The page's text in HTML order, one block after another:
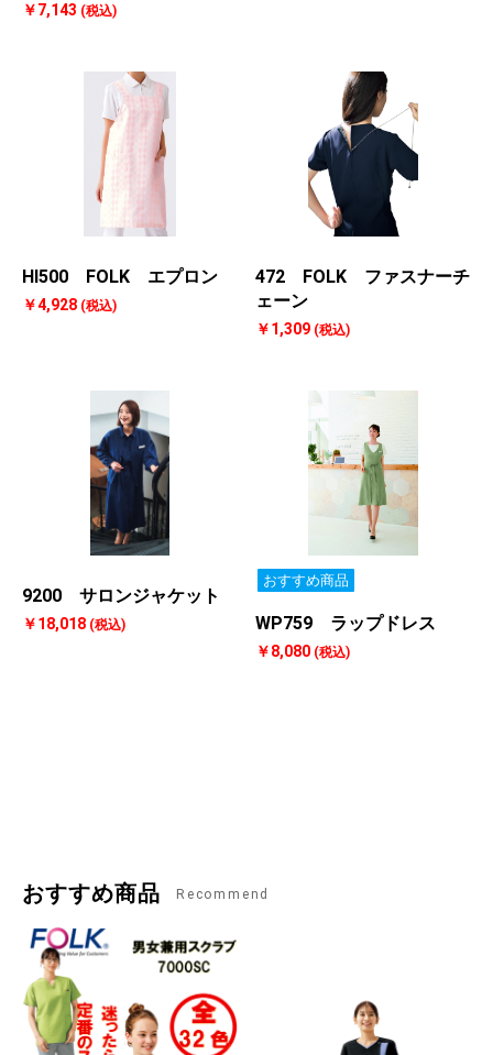
￥7,143 (税込)
HI500 FOLK エプロン
￥4,928 (税込)
472 FOLK ファスナーチ
ェーン
￥1,309 (税込)
9200 サロンジャケット
￥18,018 (税込)
おすすめ商品
WP759 ラップドレス
￥8,080 (税込)
おすすめ商品 Recommend